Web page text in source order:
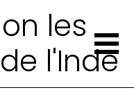
les
l'Inde